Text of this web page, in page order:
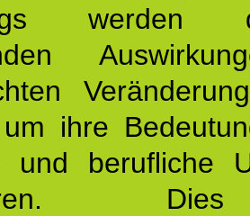
ihre
und berufliche